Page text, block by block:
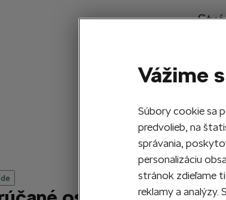
Vážime
Súbory cookie sa
predvolieb, na
správania,
personalizáciu
stránok zdieľame
reklamy a